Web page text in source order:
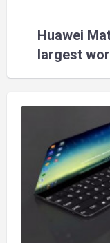
Huawei
largest